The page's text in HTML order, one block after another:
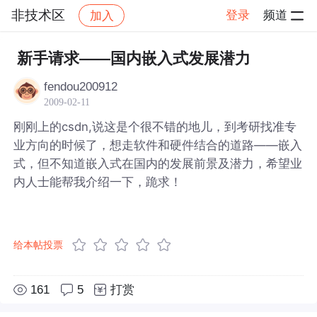
非技术区 加入 登录 频道
社区 非技术区 帖子详情
新手请求——国内嵌入式发展潜力
fendou200912
2009-02-11
刚刚上的csdn,说这是个很不错的地儿，到考研找准专
业方向的时候了，想走软件和硬件结合的道路——嵌入
式，但不知道嵌入式在国内的发展前景及潜力，希望业
内人士能帮我介绍一下，跪求！
给本帖投票
161 5 打赏